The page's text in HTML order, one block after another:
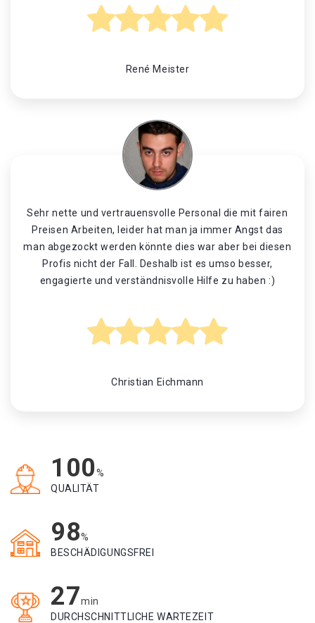
René Meister
Sehr nette und vertrauensvolle Personal die mit fairen
Preisen Arbeiten, leider hat man ja immer Angst das
man abgezockt werden könnte dies war aber bei diesen
Profis nicht der Fall. Deshalb ist es umso besser,
engagierte und verständnisvolle Hilfe zu haben :)
Christian Eichmann
100%
QUALITÄT
98%
BESCHÄDIGUNGSFREI
27min
DURCHSCHNITTLICHE WARTEZEIT